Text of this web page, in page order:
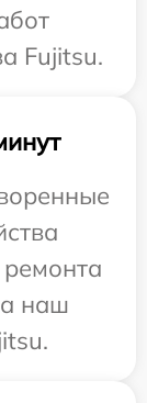
Fujitsu.
наш